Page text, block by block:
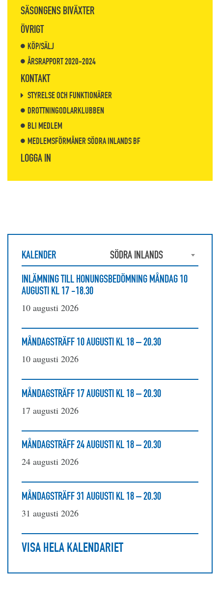
SÄSONGENS BIVÄXTER
ÖVRIGT
KÖP/SÄLJ
ÅRSRAPPORT 2020-2024
KONTAKT
STYRELSE OCH FUNKTIONÄRER
DROTTNINGODLARKLUBBEN
BLI MEDLEM
MEDLEMSFÖRMÅNER SÖDRA INLANDS BF
LOGGA IN
KALENDER
SÖDRA INLANDS
INLÄMNING TILL HONUNGSBEDÖMNING MÅNDAG 10
AUGUSTI KL 17 -18.30
10 augusti 2026
MÅNDAGSTRÄFF 10 AUGUSTI KL 18 – 20.30
10 augusti 2026
MÅNDAGSTRÄFF 17 AUGUSTI KL 18 – 20.30
17 augusti 2026
MÅNDAGSTRÄFF 24 AUGUSTI KL 18 – 20.30
24 augusti 2026
MÅNDAGSTRÄFF 31 AUGUSTI KL 18 – 20.30
31 augusti 2026
VISA HELA KALENDARIET